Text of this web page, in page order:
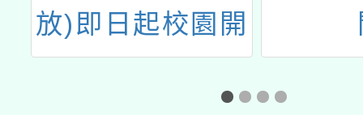
放)即日起校園開
放時間